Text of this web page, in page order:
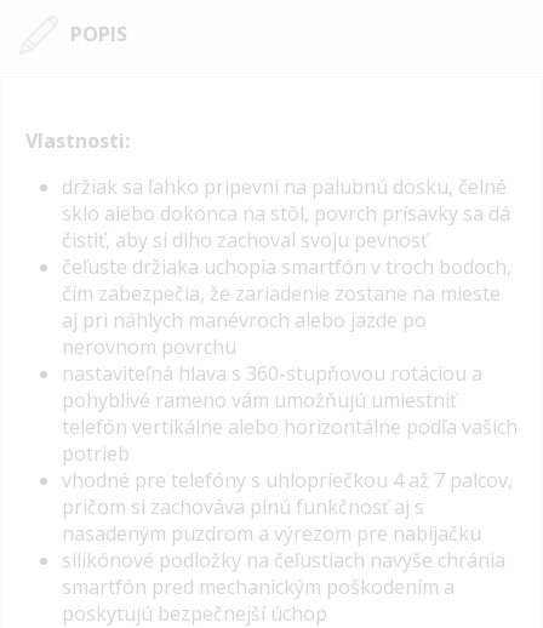
POPIS
Vlastnosti:
držiak sa ľahko pripevní na palubnú dosku, čelné
sklo alebo dokonca na stôl, povrch prísavky sa dá
čistiť, aby si dlho zachoval svoju pevnosť
čeľuste držiaka uchopia smartfón v troch bodoch,
čím zabezpečia, že zariadenie zostane na mieste
aj pri náhlych manévroch alebo jazde po
nerovnom povrchu
nastaviteľná hlava s 360-stupňovou rotáciou a
pohyblivé rameno vám umožňujú umiestniť
telefón vertikálne alebo horizontálne podľa vašich
potrieb
vhodné pre telefóny s uhlopriečkou 4 až 7 palcov,
pričom si zachováva plnú funkčnosť aj s
nasadeným puzdrom a výrezom pre nabíjačku
silikónové podložky na čeľustiach navyše chránia
smartfón pred mechanickým poškodením a
poskytujú bezpečnejší úchop